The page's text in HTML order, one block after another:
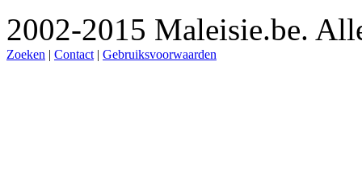
2002-2015 Maleisie.be.
Zoeken | Contact | Gebruiksvoorwaarden